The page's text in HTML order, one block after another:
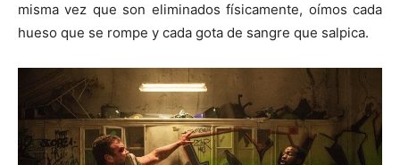
misma vez que son eliminados físicamente, oímos cada
hueso que se rompe y cada gota de sangre que salpica.